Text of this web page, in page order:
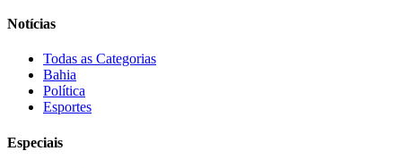
Notícias
Todas as Categorias
Bahia
Política
Esportes
Especiais